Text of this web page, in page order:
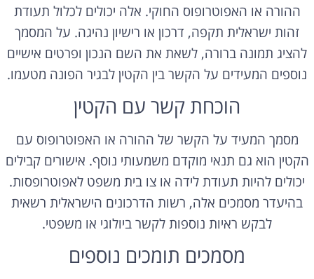
ההורה או האפוטרופוס החוקי. אלה יכולים לכלול תעודת
זהות ישראלית תקפה, דרכון או רישיון נהיגה. על המסמך
להציג תמונה ברורה, לשאת את השם הנכון ופרטים אישיים
נוספים המעידים על הקשר בין הקטין לבגיר הפונה מטעמו.
הוכחת קשר עם הקטין
מסמך המעיד על הקשר של ההורה או האפוטרופוס עם
הקטין הוא גם תנאי מוקדם משמעותי נוסף. אישורים קבילים
יכולים להיות תעודת לידה או צו בית משפט לאפוטרופסות.
בהיעדר מסמכים אלה, רשות הדרכונים הישראלית רשאית
לבקש ראיות נוספות לקשר ביולוגי או משפטי.
מסמכים תומכים נוספים